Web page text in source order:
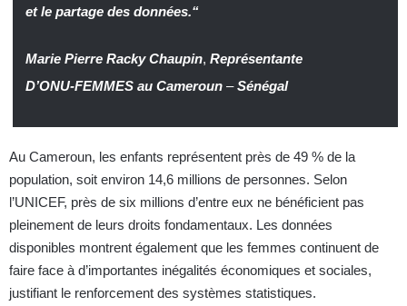
et le partage des données.“
Marie Pierre Racky Chaupin, Représentante
D’ONU-FEMMES au Cameroun–Sénégal
Au Cameroun, les enfants représentent près de 49 % de la
population, soit environ 14,6 millions de personnes. Selon
l’UNICEF, près de six millions d’entre eux ne bénéficient pas
pleinement de leurs droits fondamentaux. Les données
disponibles montrent également que les femmes continuent de
faire face à d’importantes inégalités économiques et sociales,
justifiant le renforcement des systèmes statistiques.